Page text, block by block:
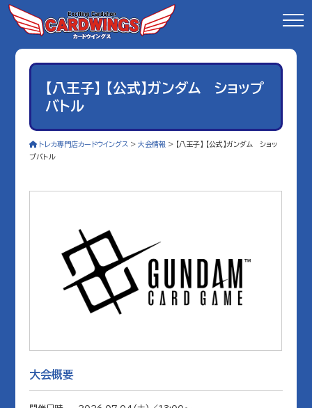
【八王子】 【公式】ガンダム ショップ
バトル
トレカ専門店カードウイングス >大会情報 > 【八王子】 【公式】ガンダム ショッ
プバトル
大会概要